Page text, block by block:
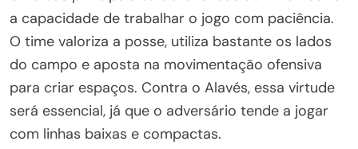
a capacidade de trabalhar o jogo com paciência.
O time valoriza a posse, utiliza bastante os lados
do campo e aposta na movimentação ofensiva
para criar espaços. Contra o Alavés, essa virtude
será essencial, já que o adversário tende a jogar
com linhas baixas e compactas.